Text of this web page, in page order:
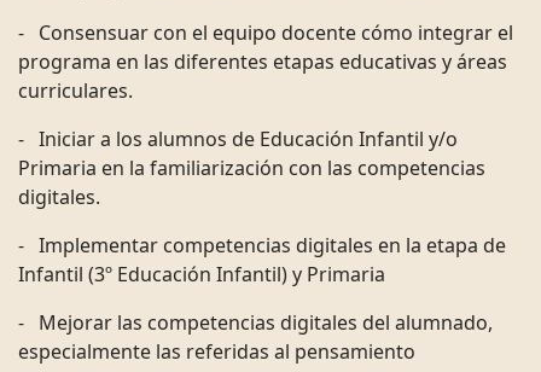
- Consensuar con el equipo docente cómo integrar el
programa en las diferentes etapas educativas y áreas
curriculares.
- Iniciar a los alumnos de Educación Infantil y/o
Primaria en la familiarización con las competencias
digitales.
- Implementar competencias digitales en la etapa de
Infantil (3º Educación Infantil) y Primaria
- Mejorar las competencias digitales del alumnado,
especialmente las referidas al pensamiento